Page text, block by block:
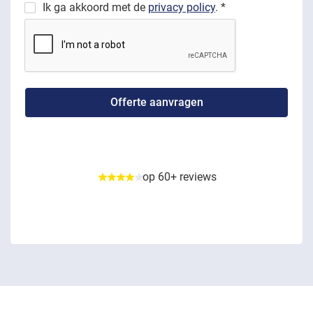
Ik ga akkoord met de privacy policy. *
op 60+ reviews